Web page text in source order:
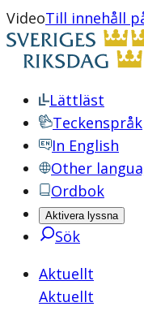
VideoTill innehåll
Lättläst
Teckenspråk
In English
Other
Ordbok
Aktivera lyssna
Sök
Aktuellt
Aktuellt